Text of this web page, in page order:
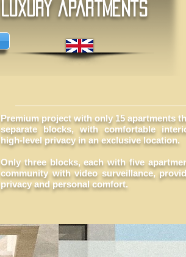
LUXURY apartments
Premium project with only 15 apartments
separate blocks, with comfortable
high-level privacy in an exclusive location.
Only three blocks, each with five
community with video surveillance,
privacy and personal comfort.